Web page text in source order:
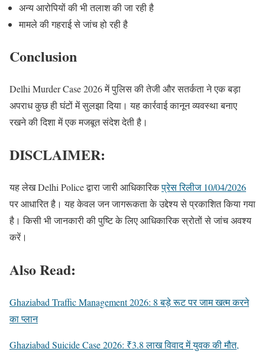
अन्य आरोपियों की भी तलाश की जा रही है
मामले की गहराई से जांच हो रही है
Conclusion
Delhi Murder Case 2026 में पुलिस की तेजी और सतर्कता ने एक बड़ा
अपराध कुछ ही घंटों में सुलझा दिया। यह कार्रवाई कानून व्यवस्था बनाए
रखने की दिशा में एक मजबूत संदेश देती है।
DISCLAIMER:
यह लेख Delhi Police द्वारा जारी आधिकारिकप्रेस रिलीज 10/04/2026
पर आधारित है। यह केवल जन जागरूकता के उद्देश्य से प्रकाशित किया गया
है। किसी भी जानकारी की पुष्टि के लिए आधिकारिक स्रोतों से जांच अवश्य
करें।
Also Read:
Ghaziabad Traffic Management 2026: 8 बड़े रूट पर जाम खत्म करने
का प्लान
Ghaziabad Suicide Case 2026: ₹3.8 लाख विवाद में युवक की मौत,